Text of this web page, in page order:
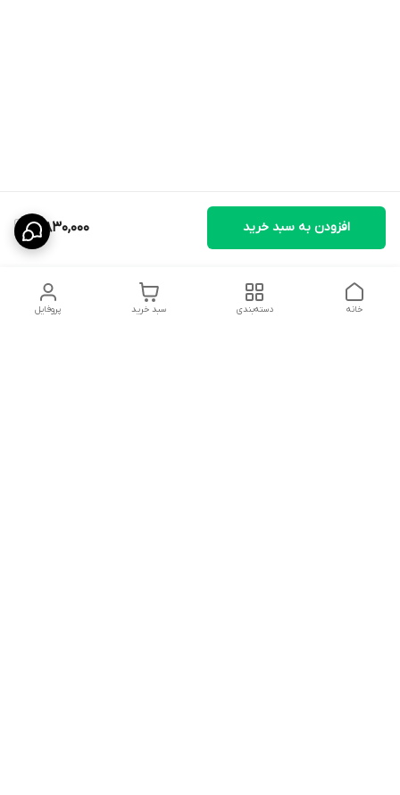
4,830,000 افزودن به سبد خرید
پروفایل سبد خرید دسته‌بندی خانه